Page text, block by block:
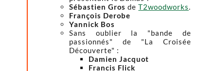
Sébastien Gros deT2woodworks.
François Derobe
Yannick Bos
Sans oublier la "bande de
passionnés" de "La Croisée
Découverte" :
Damien Jacquot
Francis Flick